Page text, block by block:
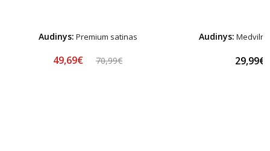
Audinys: Premium satinas
49,69€ 70,99€
Audinys:
29,99€